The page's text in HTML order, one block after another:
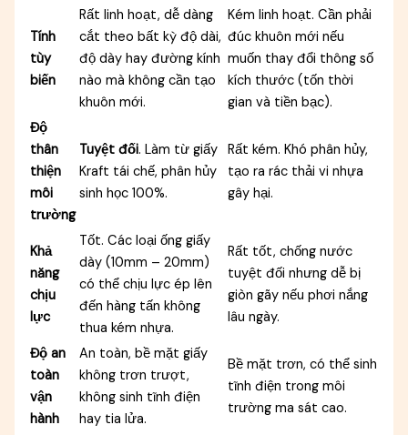
Tính
tùy
biến
Rất linh hoạt, dễ dàng
cắt theo bất kỳ độ dài,
độ dày hay đường kính
nào mà không cần tạo
khuôn mới.
Kém linh hoạt. Cần phải
đúc khuôn mới nếu
muốn thay đổi thông số
kích thước (tốn thời
gian và tiền bạc).
Độ
thân
thiện
môi
trường
Tuyệt đối. Làm từ giấy
Kraft tái chế, phân hủy
sinh học 100%.
Rất kém. Khó phân hủy,
tạo ra rác thải vi nhựa
gây hại.
Khả
năng
chịu
lực
Tốt. Các loại ống giấy
dày (10mm – 20mm)
có thể chịu lực ép lên
đến hàng tấn không
thua kém nhựa.
Rất tốt, chống nước
tuyệt đối nhưng dễ bị
giòn gãy nếu phơi nắng
lâu ngày.
Độ an
toàn
vận
hành
An toàn, bề mặt giấy
không trơn trượt,
không sinh tĩnh điện
hay tia lửa.
Bề mặt trơn, có thể sinh
tĩnh điện trong môi
trường ma sát cao.